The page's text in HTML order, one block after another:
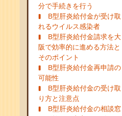
分で手続きを行う
B型肝炎給付金が受け取
れるウイルス感染者
B型肝炎給付金請求を大
阪で効率的に進める方法と
そのポイント
B型肝炎給付金再申請の
可能性
B型肝炎給付金の受け取
り方と注意点
B型肝炎給付金の相談窓